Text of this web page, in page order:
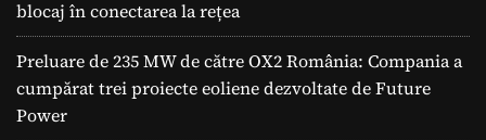
blocaj în conectarea la rețea
Preluare de 235 MW de către OX2 România: Compania a
cumpărat trei proiecte eoliene dezvoltate de Future
Power